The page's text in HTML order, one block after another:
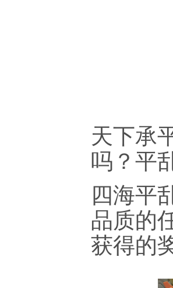
天下承
吗？平
四海平
品质的
获得的